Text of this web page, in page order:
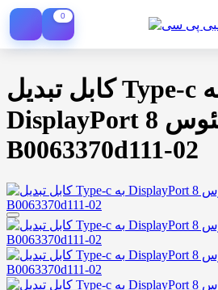
0
كابل تبدیل Type-c به
DisplayPort باسئوس 8K مدل
B0063370d111-02